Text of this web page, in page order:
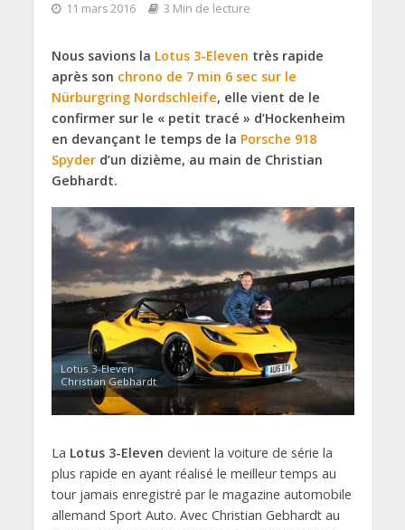
11 mars 2016 3 Min de lecture
Nous savions la Lotus 3-Eleven très rapide
après son chrono de 7 min 6 sec sur le
Nürburgring Nordschleife, elle vient de le
confirmer sur le « petit tracé » d’Hockenheim
en devançant le temps de la Porsche 918
Spyderd’un dizième, au main de Christian
Gebhardt.
Lotus 3-Eleven
Christian Gebhardt
La Lotus 3-Eleven devient la voiture de série la
plus rapide en ayant réalisé le meilleur temps au
tour jamais enregistré par le magazine automobile
allemand Sport Auto. Avec Christian Gebhardt au